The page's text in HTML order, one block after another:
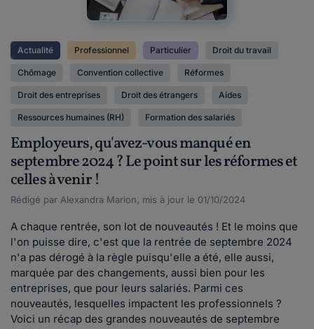
Actualité Professionnel Particulier Droit du travail
Chômage Convention collective Réformes
Droit des entreprises Droit des étrangers Aides
Ressources humaines (RH) Formation des salariés
Employeurs, qu'avez-vous manqué en
septembre 2024 ? Le point sur les réformes et
celles à venir !
Rédigé par Alexandra Marion, mis à jour le 01/10/2024
A chaque rentrée, son lot de nouveautés ! Et le moins que
l'on puisse dire, c'est que la rentrée de septembre 2024
n'a pas dérogé à la règle puisqu'elle a été, elle aussi,
marquée par des changements, aussi bien pour les
entreprises, que pour leurs salariés. Parmi ces
nouveautés, lesquelles impactent les professionnels ?
Voici un récap des grandes nouveautés de septembre